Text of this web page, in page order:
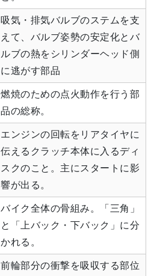
吸気・排気バルブのステムを支
えて、バルブ姿勢の安定化とバ
ルブの熱をシリンダーヘッド側
に逃がす部品
燃焼のための点火動作を行う部
品の総称。
エンジンの回転をリアタイヤに
伝えるクラッチ本体に入るディ
スクのこと。主にスタートに影
響が出る。
バイク全体の骨組み。「三角」
と「上バック・下バック」に分
かれる。
前輪部分の衝撃を吸収する部位